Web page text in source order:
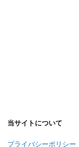
当サイトについて
プライバシーポリシー